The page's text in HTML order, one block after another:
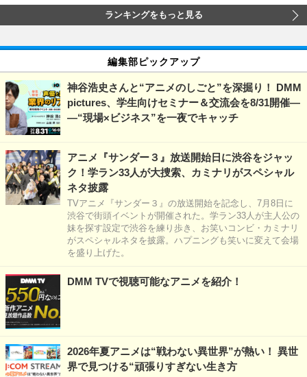
ランキングをもっと見る
編集部ピックアップ
神谷浩史さんと“アニメのしごと”を深掘り！ DMM
pictures、学生向けセミナー＆交流会を8/31開催―
―“現場×ビジネス”を一夜でキャッチ
アニメ『サンダー３』放送開始日に渋谷をジャッ
ク！学ラン33人が大捜索、カミナリがスペシャル
ネタ披露
TVアニメ『サンダー３』の放送開始を記念し、7月8日に
渋谷で街頭イベントが開催された。学ラン33人が主人公の
妹を探す設定で渋谷を練り歩き、お笑いコンビ・カミナリ
がスペシャルネタを披露。ハプニングも笑いに変えて会場
を盛り上げた。
DMM TVで視聴可能なアニメを紹介！
2026年夏アニメは“戦わない異世界”が熱い！ 異世
界で見つける“頑張りすぎない生き方